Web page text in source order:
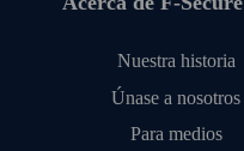
Nuestra historia
Únase a nosotros
Para medios